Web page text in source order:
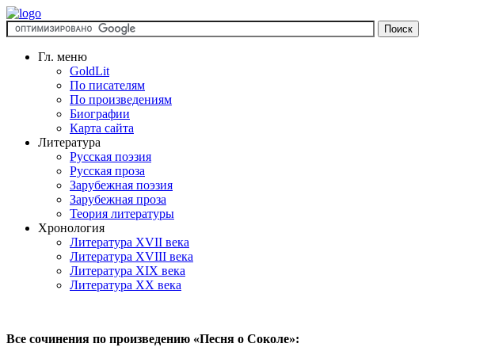
Гл. меню
GoldLit
По писателям
По произведениям
Биографии
Карта сайта
Литература
Русская поэзия
Русская проза
Зарубежная поэзия
Зарубежная проза
Теория литературы
Хронология
Литература XVII века
Литература XVIII века
Литература XIX века
Литература XX века
Все сочинения по произведению «Песня о Соколе»: